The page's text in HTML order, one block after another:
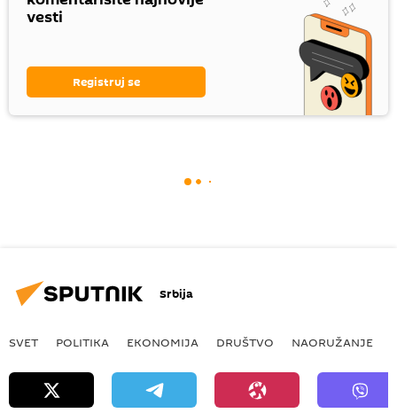
vesti
Registruj se
Srbija
SVET POLITIKA EKONOMIJA DRUŠTVO NAORUŽANJE